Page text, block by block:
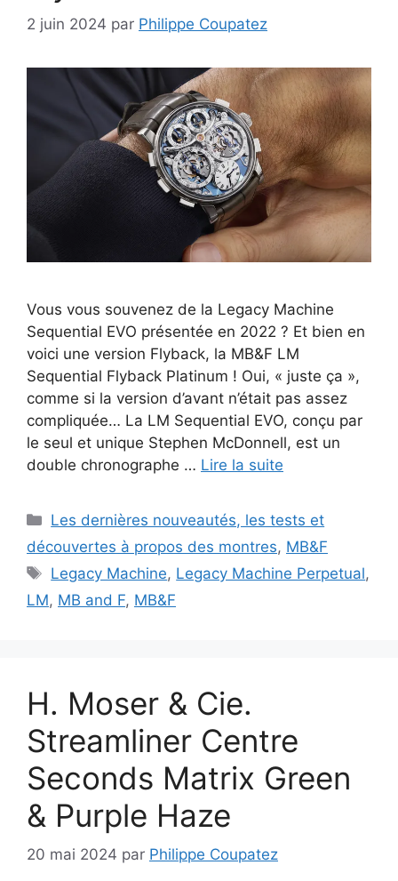
2 juin 2024 par Philippe Coupatez
Vous vous souvenez de la Legacy Machine
Sequential EVO présentée en 2022 ? Et bien en
voici une version Flyback, la MB&F LM
Sequential Flyback Platinum ! Oui, « juste ça »,
comme si la version d’avant n’était pas assez
compliquée… La LM Sequential EVO, conçu par
le seul et unique Stephen McDonnell, est un
double chronographe … Lire la suite
Catégories
Les dernières nouveautés, les tests et
découvertes à propos des montres, MB&F
Étiquettes
Legacy Machine, Legacy Machine Perpetual,
LM, MB and F, MB&F
H. Moser & Cie.
Streamliner Centre
Seconds Matrix Green
& Purple Haze
20 mai 2024 par Philippe Coupatez